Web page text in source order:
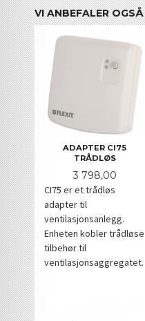
VI ANBEFALER OGSÅ
ADAPTER CI75
TRÅDLØS
Pris
3 798,00
CI75 er et trådløs
adapter til
ventilasjonsanlegg.
Enheten kobler trådløse
tilbehør til
ventilasjonsaggregatet.